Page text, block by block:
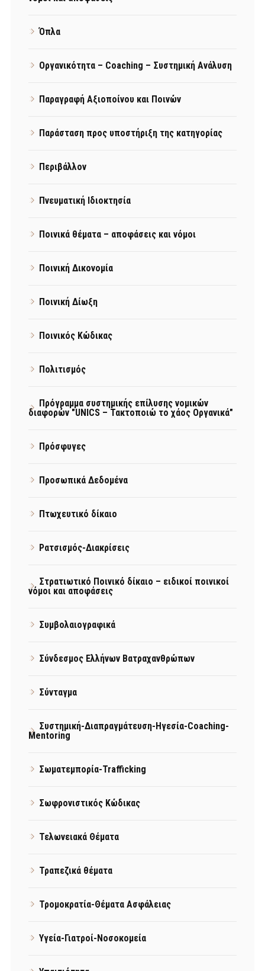
Όπλα
Οργανικότητα – Coaching – Συστημική Ανάλυση
Παραγραφή Αξιοποίνου και Ποινών
Παράσταση προς υποστήριξη της κατηγορίας
Περιβάλλον
Πνευματική Ιδιοκτησία
Ποινικά θέματα – αποφάσεις και νόμοι
Ποινική Δικονομία
Ποινική Δίωξη
Ποινικός Κώδικας
Πολιτισμός
Πρόγραμμα συστημικής επίλυσης νομικών
διαφορών "UNICS – Τακτοποιώ το χάος Οργανικά"
Πρόσφυγες
Προσωπικά Δεδομένα
Πτωχευτικό δίκαιο
Ρατσισμός-Διακρίσεις
Στρατιωτικό Ποινικό δίκαιο – ειδικοί ποινικοί
νόμοι και αποφάσεις
Συμβολαιογραφικά
Σύνδεσμος Ελλήνων Βατραχανθρώπων
Σύνταγμα
Συστημική-Διαπραγμάτευση-Ηγεσία-Coaching-
Mentoring
Σωματεμπορία-Trafficking
Σωφρονιστικός Κώδικας
Τελωνειακά Θέματα
Τραπεζικά θέματα
Τρομοκρατία-Θέματα Ασφάλειας
Υγεία-Γιατροί-Νοσοκομεία